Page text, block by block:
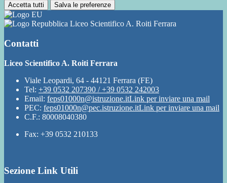
Accetta tutti Salva le preferenze
Liceo Scientifico A. Roiti Ferrara
Contatti
Liceo Scientifico A. Roiti Ferrara
Viale Leopardi, 64 - 44121 Ferrara (FE)
Tel: +39 0532 207390 / +39 0532 242003
Email: feps01000n@istruzione.itLink per inviare una mail
PEC: feps01000n@pec.istruzione.itLink per inviare una mail
C.F.: 80008040380
Fax: +39 0532 210133
Sezione Link Utili